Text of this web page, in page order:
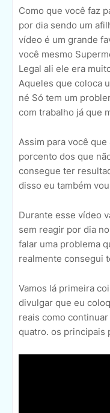
Como que você faz
por dia sendo um
vídeo é um grande
você mesmo
Legal ali ele era
Aqueles que coloca
né Só tem um
com trabalho já que
Assim para você
porcento dos que
consegue ter
disso eu também
Durante esse vídeo
sem reagir por dia
falar uma problema
realmente consegui
Vamos lá primeira
divulgar que eu
reais como
quatro. os principais